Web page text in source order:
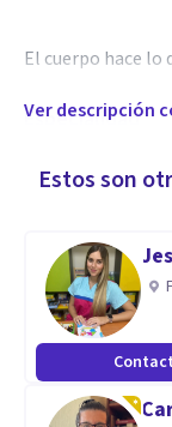
El cuerpo hace lo
Especialidad
Inteligencia
objetivos /
Aptitudes
Enfasis en:
Ver descripción
Estos son